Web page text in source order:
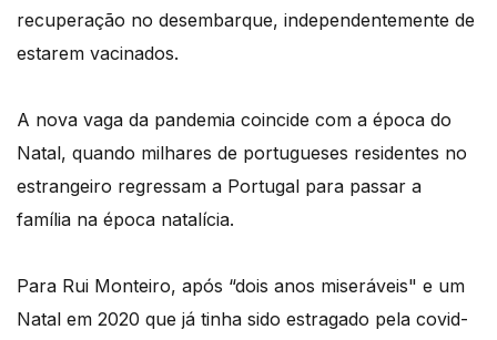
recuperação no desembarque, independentemente de
estarem vacinados.
A nova vaga da pandemia coincide com a época do
Natal, quando milhares de portugueses residentes no
estrangeiro regressam a Portugal para passar a
família na época natalícia.
Para Rui Monteiro, após “dois anos miseráveis" e um
Natal em 2020 que já tinha sido estragado pela covid-